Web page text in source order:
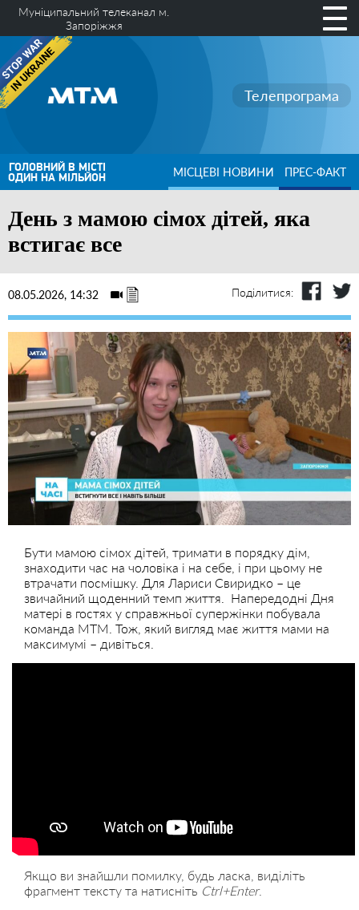
Муніципальний телеканал м.
Запоріжжя
Телепрограма
ГОЛОВНИЙ В МІСТІ
ОДИН НА МІЛЬЙОН МІСЦЕВІ НОВИНИ ПРЕС-ФАКТ
День з мамою сімох дітей, яка
встигає все
08.05.2026, 14:32 Поділитися:
Бути мамою сімох дітей, тримати в порядку дім,
знаходити час на чоловіка і на себе, і при цьому не
втрачати посмішку. Для Лариси Свиридко – це
звичайний щоденний темп життя. Напередодні Дня
матері в гостях у справжньої супержінки побувала
команда МТМ. Тож, який вигляд має життя мами на
максимумі – дивіться.
Якщо ви знайшли помилку, будь ласка, виділіть
фрагмент тексту та натисніть Ctrl+Enter.